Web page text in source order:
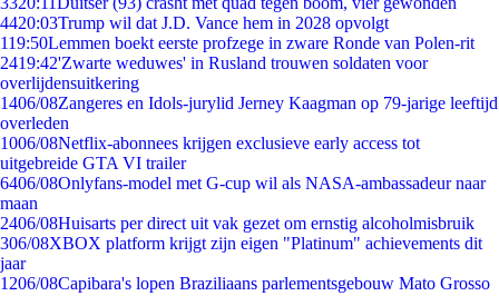
4420:03Trump wil dat J.D. Vance hem in 2028 opvolgt
119:50Lemmen boekt eerste profzege in zware Ronde van Polen-rit
2419:42'Zwarte weduwes' in Rusland trouwen soldaten voor
overlijdensuitkering
1406/08Zangeres en Idols-jurylid Jerney Kaagman op 79-jarige leeftijd
overleden
1006/08Netflix-abonnees krijgen exclusieve early access tot
uitgebreide GTA VI trailer
6406/08Onlyfans-model met G-cup wil als NASA-ambassadeur naar
maan
2406/08Huisarts per direct uit vak gezet om ernstig alcoholmisbruik
306/08XBOX platform krijgt zijn eigen "Platinum" achievements dit
jaar
1206/08Capibara's lopen Braziliaans parlementsgebouw Mato Grosso